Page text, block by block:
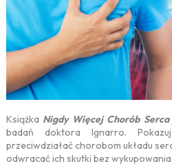
Książka Nigdy Więcej Chorób Serca
badań doktora Ignarro.
przeciwdziałać chorobom układu
odwracać ich skutki bez